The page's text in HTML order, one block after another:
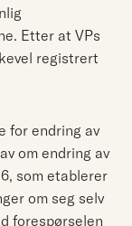
Etter at VPs
registrert
for endring av
om endring av
som etablerer
om seg selv
forespørselen